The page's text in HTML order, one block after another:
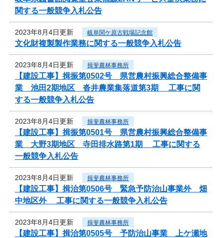
関する一般競争入札公告
2023年8月4日更新 岐阜関ケ原古戦場記念館
文化財複製製作業務に関する一般競争入札公告
2023年8月4日更新 揖斐農林事務所
【建設工事】揖振第0502号 県営農村振興総合整備事
業 池田2期地区 沓井農業集落道第3期 工事に関
する一般競争入札公告
2023年8月4日更新 揖斐農林事務所
【建設工事】揖振第0501号 県営農村振興総合整備事
業 大野3期地区 寺田排水路第1期 工事に関する
一般競争入札公告
2023年8月4日更新 揖斐農林事務所
【建設工事】揖治第0506号 緊急予防治山事業外 畑
中地区外 工事に関する一般競争入札公告
2023年8月4日更新 揖斐農林事務所
【建設工事】揖治第0505号 予防治山事業 上ケ瀬地